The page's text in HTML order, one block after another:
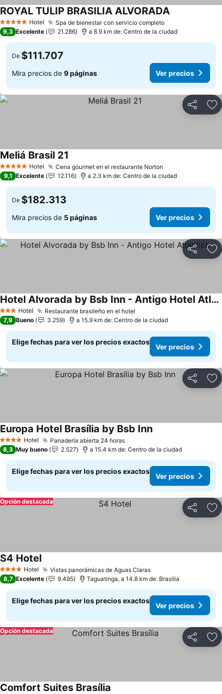
5 Estrellas Hotel Spa de bienestar con servicio completo
ROYAL TULIP BRASILIA ALVORADA
9,3 Excelente 21.286 a 8.9 km de: Centro de la ciudad
De $111.707
Mira precios de 9 páginas Ver precios
Compartir
5 Estrellas Hotel Cena gourmet en el restaurante Norton
Meliá Brasil 21
9,1 Excelente 12.116 a 2.3 km de: Centro de la ciudad
De $182.313
Mira precios de 5 páginas Ver precios
Compartir
3 Estrellas
Hotel Restaurante brasileño en el hotel
Hotel Alvorada by Bsb Inn - Antigo Hotel Atlantico
7,9 Bueno 3.259 a 15.9 km de: Centro de la ciudad
Elige fechas para ver los precios exactos
Ver precios
Compartir
4 EstrellasHotel Panadería abierta 24 horas
Europa Hotel Brasília by Bsb Inn
8,3 Muy bueno 2.527 a 15.4 km de: Centro de la ciudad
Elige fechas para ver los precios exactos
Ver precios
Compartir
Opción destacada
4 EstrellasHotel Vistas panorámicas de Aguas Claras
S4 Hotel
8,7 Excelente 9.495 Taguatinga, a 14.8 km de: Brasilia
Elige fechas para ver los precios exactos
Ver precios
Compartir
Opción destacada
Comfort Suites Brasília